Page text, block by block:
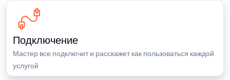
Подключение
Мастер все подключит и расскажет как пользоваться каждой
услугой